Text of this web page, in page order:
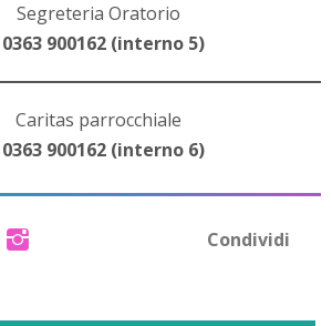
Segreteria Oratorio
900162 (interno 5)
Caritas parrocchiale
900162 (interno 6)
Condividi